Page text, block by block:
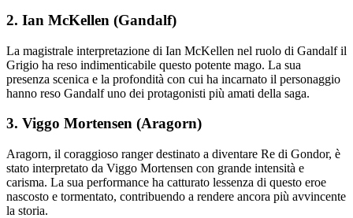
2. Ian McKellen (Gandalf)
La magistrale interpretazione di Ian McKellen nel ruolo di Gandalf il
Grigio ha reso indimenticabile questo potente mago. La sua
presenza scenica e la profondità con cui ha incarnato il personaggio
hanno reso Gandalf uno dei protagonisti più amati della saga.
3. Viggo Mortensen (Aragorn)
Aragorn, il coraggioso ranger destinato a diventare Re di Gondor, è
stato interpretato da Viggo Mortensen con grande intensità e
carisma. La sua performance ha catturato lessenza di questo eroe
nascosto e tormentato, contribuendo a rendere ancora più avvincente
la storia.